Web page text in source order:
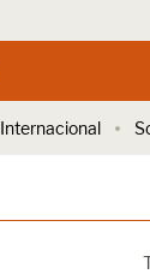
Internacional